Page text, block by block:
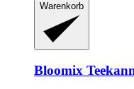
Warenkorb
Bloomix